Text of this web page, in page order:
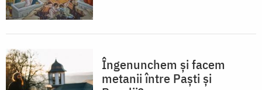
Îngenunchem și facem
metanii între Paști și